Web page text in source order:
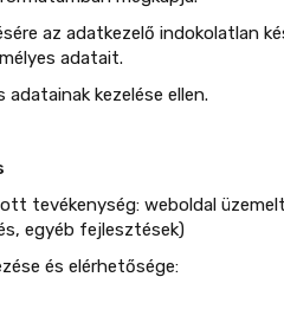
az adatkezelő indokolatlan
adatait.
kezelése ellen.
tevékenység: weboldal
egyéb fejlesztések)
és elérhetősége: